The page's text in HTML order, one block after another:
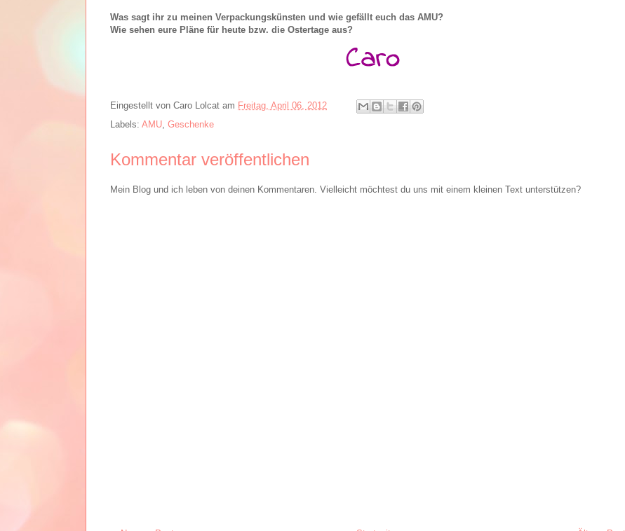
Was sagt ihr zu meinen Verpackungskünsten und wie gefällt euch das AMU?
Wie sehen eure Pläne für heute bzw. die Ostertage aus?
Eingestellt von Caro Lolcat am Freitag, April 06, 2012
Labels: AMU, Geschenke
Kommentar veröffentlichen
Mein Blog und ich leben von deinen Kommentaren. Vielleicht möchtest du uns mit einem kleinen Text unterstützen?